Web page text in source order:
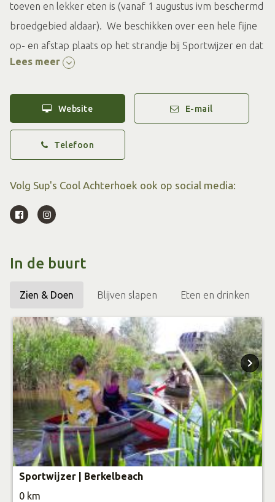
toeven en lekker eten is (vanaf 1 augustus ivm beschermd
broedgebied aldaar). We beschikken over een hele fijne
op- en afstap plaats op het strandje bij Sportwijzer en dat
is juist extra aan te raden voor de beginnende
Maar ook zonder hond biedt Sups Cool Achterhoek leuke
familie- sup tours. Hiervoor is het sfeervolle overdekte
funtube voor mensen die wel mee willen, maar niet op
kinderen hebben we kleinere speciale kindersups van A-
Eibergen plaats:
Sportwijzer (op de Morst)
Het Berkelpaviljoen (op de Maat)
Het Muldershuis
Kortom: Sups-Cool heeft de mooiste routes om te
suppen in het Oosten van Nederland!
Lees meer
Website E-mail
Telefoon
Volg Sup's Cool Achterhoek ook op social media:
In de buurt
Zien & Doen Blijven slapen Eten en drinken
Sportwijzer | Berkelbeach
0 km